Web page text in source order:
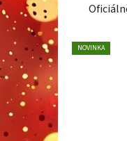
NOVINKA